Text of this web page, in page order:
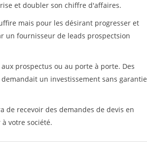
et doubler son chiffre d'affaires.
mais pour les désirant progresser et
un fournisseur de leads prospectsion
prospectus ou au porte à porte. Des
un investissement sans garantie
de recevoir des demandes de devis en
votre société.